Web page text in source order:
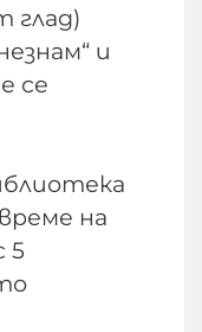
глад)
и
се
на
5